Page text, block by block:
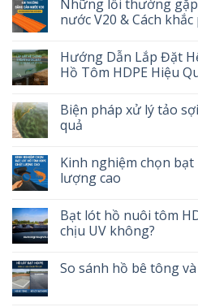
Những lỗi thường
nước V20 & Cách
Hướng Dẫn Lắp Đặt
Hồ Tôm HDPE Hiệu
Biện pháp xử lý tảo
quả
Kinh nghiệm chọn
lượng cao
Bạt lót hồ nuôi tôm
chịu UV không?
So sánh hồ bê tông